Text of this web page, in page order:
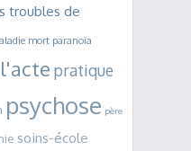
troubles de
mort paranoïa
pratique
psychose père
soins-école